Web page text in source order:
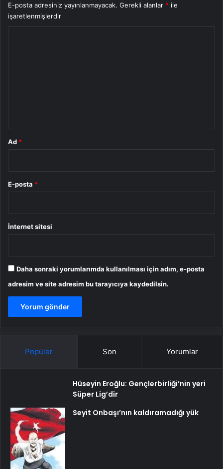
E-posta adresiniz yayınlanmayacak. Gerekli alanlar * ile
işaretlenmişlerdir
Ad *
E-posta *
İnternet sitesi
Daha sonraki yorumlarımda kullanılması için adım, e-posta
adresim ve site adresim bu tarayıcıya kaydedilsin.
Popüler Son Yorumlar
Hüseyin Eroğlu: Gençlerbirliği’nin yeri
Süper Lig’dir
Seyit Onbaşı’nın kaldıramadığı yük